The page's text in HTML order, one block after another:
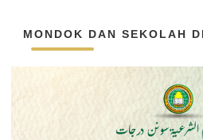
MONDOK DAN SEKOLAH